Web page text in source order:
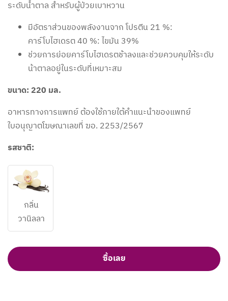
ระดับน้ำตาล สำหรับผู้ป่วยเบาหวาน
มีอัตราส่วนของพลังงานจาก โปรตีน 21 %:
คาร์โบไฮเดรต 40 %: ไขมัน 39%
ช่วยการย่อยคาร์โบไฮเดรตช้าลงและช่วยควบคุมให้ระดับ
น้าตาลอยู่ในระดับที่เหมาะสม
ขนาด: 220 มล.
อาหารทางการแพทย์ ต้องใช้ภายใต้คำแนะนำของแพทย์
ใบอนุญาตโฆษณาเลขที่ ฆอ. 2253/2567
รสชาติ:
กลิ่น
วานิลลา​
ซื้อเลย